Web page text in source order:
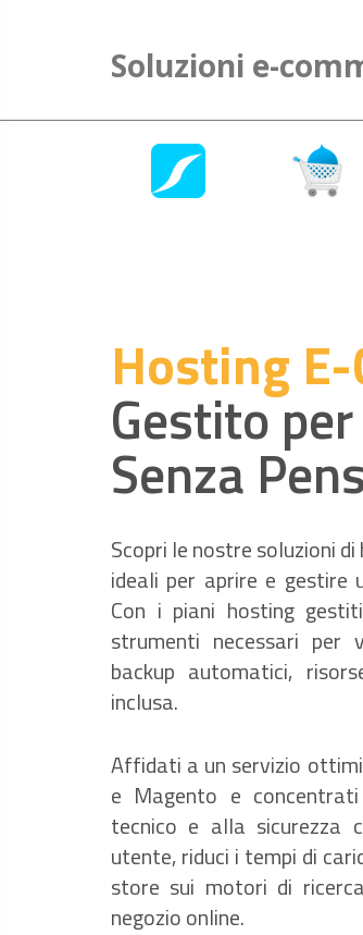
Soluzioni e-
Hosting
Gestito
Senza
Scopri le nostre soluzioni
ideali per aprire e gestire
Con i piani hosting
strumenti necessari per
backup automatici,
inclusa.
Affidati a un servizio
e Magento e
tecnico e alla sicurezza
utente, riduci i tempi di
store sui motori di
negozio online.